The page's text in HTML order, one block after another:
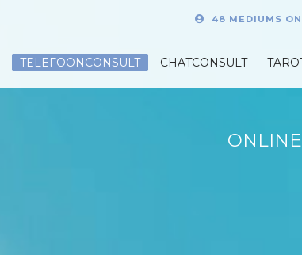
48 MEDIUMS
TELEFOONCONSULT CHATCONSULT